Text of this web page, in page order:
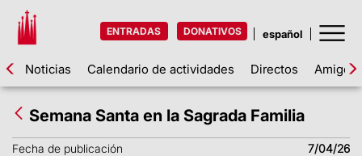
ENTRADAS DONATIVOS
Noticias Calendario de actividades Directos Amigos
Semana Santa en la Sagrada Familia
Fecha de publicación 7/04/26